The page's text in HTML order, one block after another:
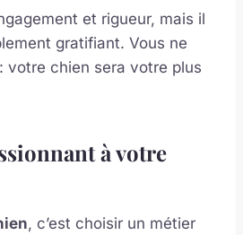
et rigueur, mais il
gratifiant. Vous ne
votre chien sera votre plus
à votre
, c’est choisir un métier